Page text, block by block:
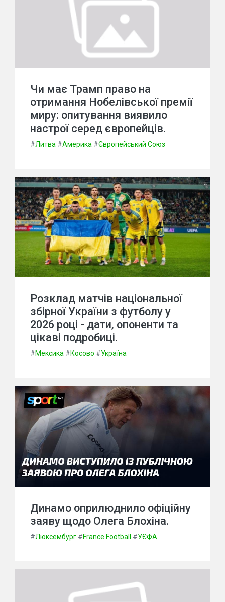
Чи має Трамп право на
отримання Нобелівської премії
миру: опитування виявило
настрої серед європейців.
#Литва #Америка #Європейський Союз
Розклад матчів національної
збірної України з футболу у
2026 році - дати, опоненти та
цікаві подробиці.
#Мексика #Косово #Україна
Динамо оприлюднило офіційну
заяву щодо Олега Блохіна.
#Люксембург #France Football #УЄФА